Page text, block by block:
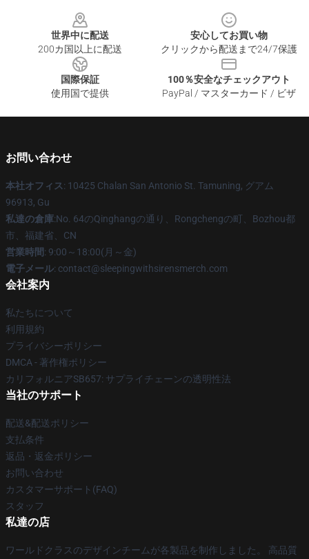
世界中に配送
200カ国以上に配送
安心してお買い物
クリックから配送まで24/7保護
国際保証
使用国で提供
100％安全なチェックアウト
PayPal / マスターカード / ビザ
お問い合わせ
本社オフィス: 10425 Chalan San Antonio St. Tamuning, グアム
96913, Gu
私達の倉庫:No. 64のQinghangの通り、Rongchengの町、Bozhou都
市、福建省、CN
営業時間: 9:00～18:00(月～金)
電子メール: contact@sleepingwithsirensmerch.com
会社案内
私たちについて
利用規約
プライバシーポリシー
DMCA - 著作権ポリシー
カリフォルニアSB657: サプライチェーンの透明性法
当社のサポート
配送&配送ポリシー
支払条件
返品・返金ポリシー
お問い合わせ
カスタマーサポート(FAQ)
スタッフ
私達の店
ワールドクラスのデザインチームが各製品を制作しました。 高品質